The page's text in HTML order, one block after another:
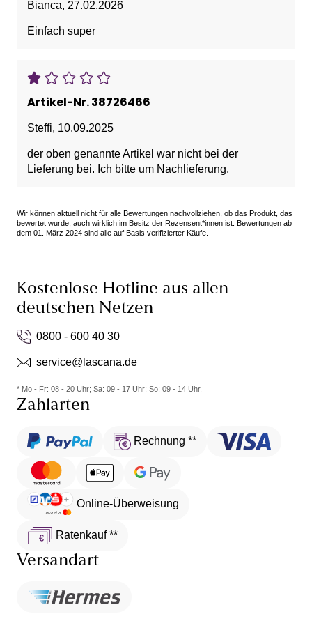
Bianca, 27.02.2026
Einfach super
Artikel-Nr. 38726466
Steffi, 10.09.2025
der oben genannte Artikel war nicht bei der
Lieferung bei. Ich bitte um Nachlieferung.
Wir können aktuell nicht für alle Bewertungen nachvollziehen, ob das Produkt, das
bewertet wurde, auch wirklich im Besitz der Rezensent*innen ist. Bewertungen ab
dem 01. März 2024 sind alle auf Basis verifizierter Käufe.
Kostenlose Hotline aus allen
deutschen Netzen
0800 - 600 40 30
service@lascana.de
* Mo - Fr: 08 - 20 Uhr; Sa: 09 - 17 Uhr; So: 09 - 14 Uhr.
Zahlarten
Rechnung **
Online-Überweisung
Ratenkauf **
Versandart